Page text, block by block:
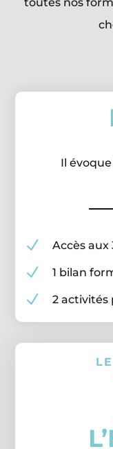
Il
N Accès aux
N 1 bilan
N 2 activités